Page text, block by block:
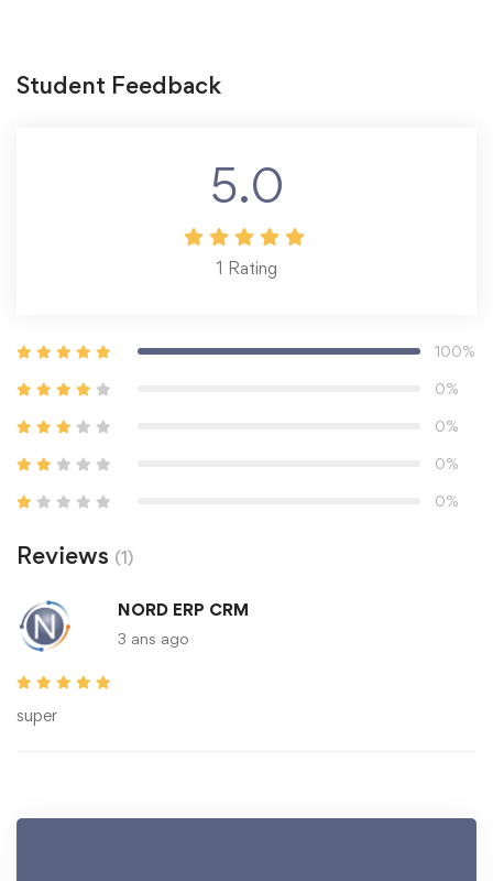
Student Feedback
5.0
1 Rating
100%
0%
0%
0%
0%
Reviews (1)
NORD ERP CRM
3 ans ago
super